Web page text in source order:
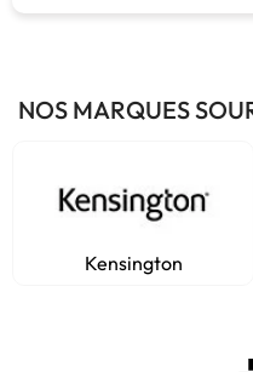
NOS MARQUES
Kensington